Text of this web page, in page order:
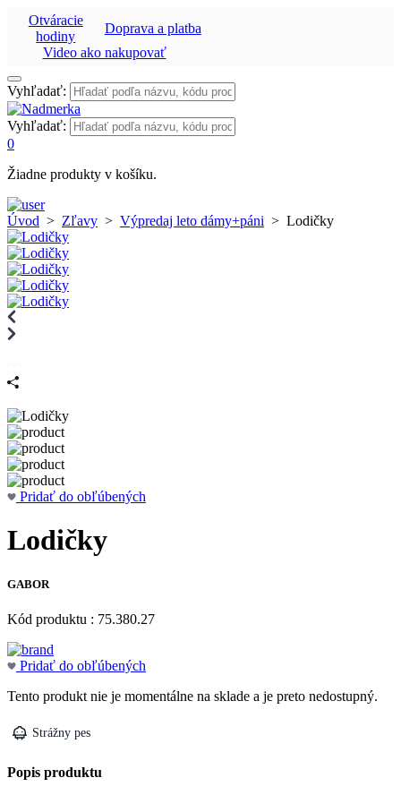
Otváracie
hodiny
Doprava a platba
Video ako nakupovať
Vyhľadať:
Vyhľadať:
0
Žiadne produkty v košíku.
Úvod > Zľavy > Výpredaj leto dámy+páni > Lodičky
Pridať do obľúbených
Lodičky
GABOR
Kód produktu : 75.380.27
Pridať do obľúbených
Tento produkt nie je momentálne na sklade a je preto nedostupný.
Strážny pes
Popis produktu